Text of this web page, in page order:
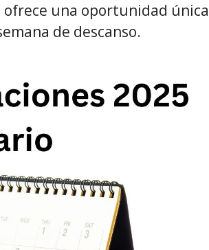
ofrece una oportunidad única
de descanso.